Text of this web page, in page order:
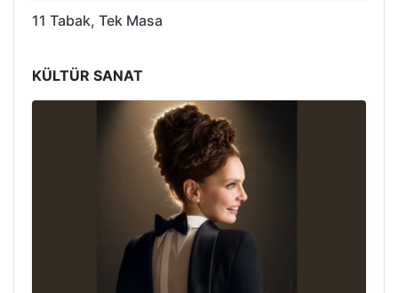
11 Tabak, Tek Masa
KÜLTÜR SANAT